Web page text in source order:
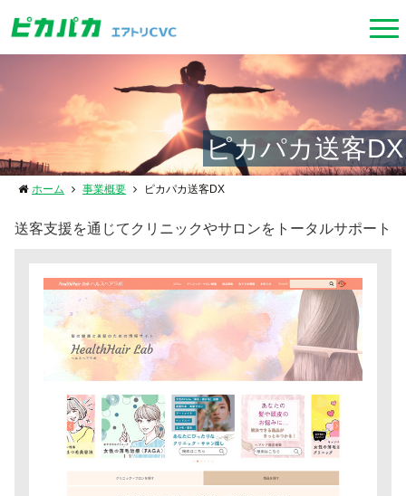
ピカパカ送客DX
ホーム 事業概要 ピカパカ送客DX
送客支援を通じてクリニックやサロンをトータルサポート